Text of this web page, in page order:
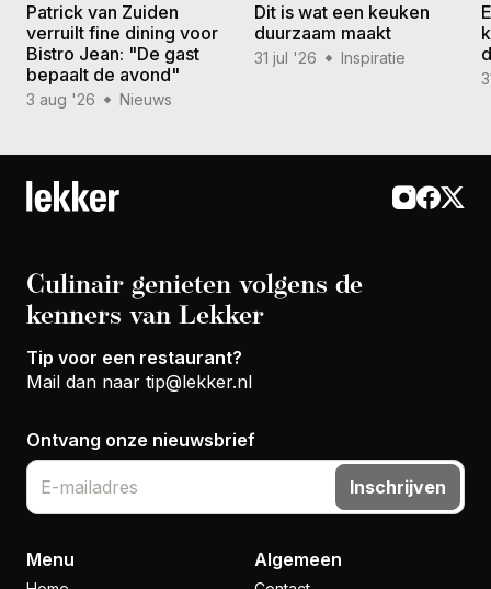
Patrick van Zuiden
verruilt fine dining voor
Bistro Jean: "De gast
bepaalt de avond"
3 aug '26 Nieuws
Dit is wat een keuken
duurzaam maakt
31 jul '26 Inspiratie
Culinair genieten volgens de
kenners van Lekker
Tip voor een restaurant?
Mail dan naar tip@lekker.nl
Ontvang onze nieuwsbrief
Inschrijven
Menu Algemeen